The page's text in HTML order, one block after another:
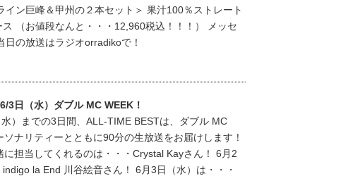
イン巨峰＆甲州の２本セット＞ 果汁100％ストレート
（お値段なんと・・・12,960税込！！！） メッセ
日の放送はラジオorradikoで！
3日（水）ダブル MC WEEK！
）までの3日間、ALL-TIME BESTは、ダブル MC
ナリティーとともに90分の生放送をお届けします！
に担当してくれるのは・・・Crystal Kayさん！ 6月2
la End 川谷絵音さん！ 6月3日（水）は・・・